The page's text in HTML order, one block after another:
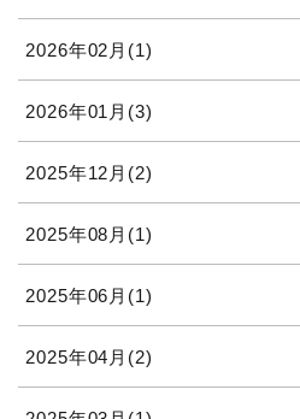
2026年02月(1)
2026年01月(3)
2025年12月(2)
2025年08月(1)
2025年06月(1)
2025年04月(2)